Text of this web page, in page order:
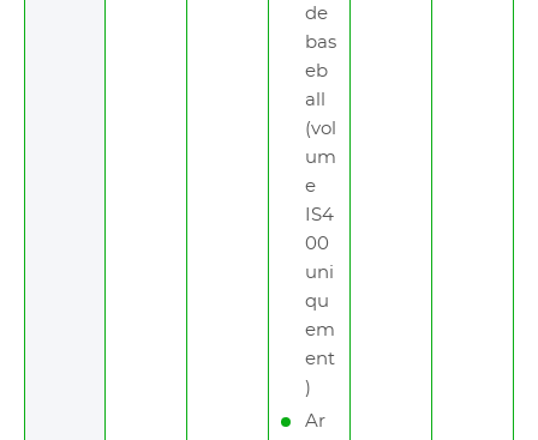
de
bas
eb
all
(vol
um
e
IS4
00
uni
qu
em
ent
)
Ar